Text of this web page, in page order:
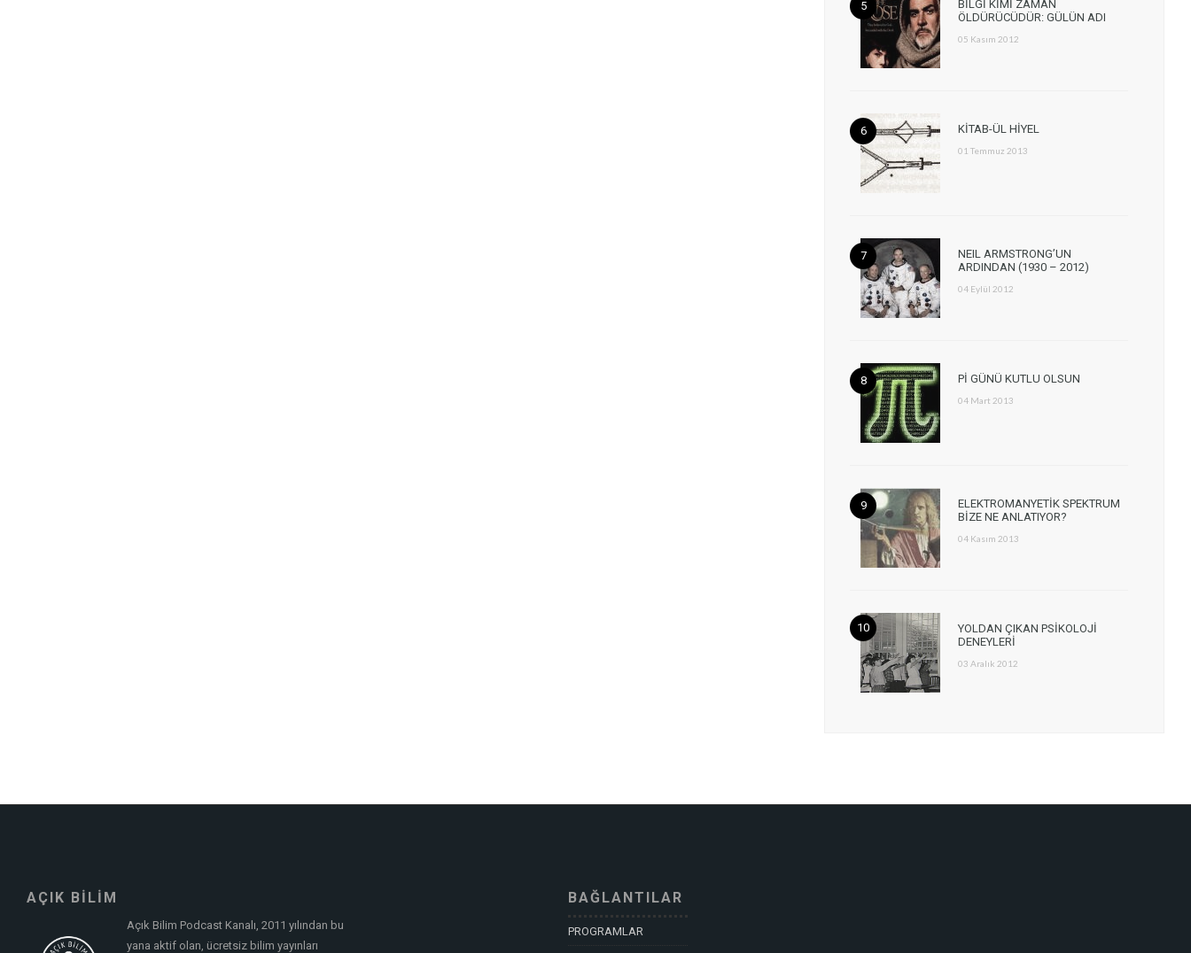
BİLGİ KİMİ ZAMAN
ÖLDÜRÜCÜDÜR: GÜLÜN ADI
05 Kasım 2012
KİTAB-ÜL HİYEL
01 Temmuz 2013
NEIL ARMSTRONG’UN
ARDINDAN (1930 – 2012)
04 Eylül 2012
Pİ GÜNÜ KUTLU OLSUN
04 Mart 2013
ELEKTROMANYETİK SPEKTRUM
BİZE NE ANLATIYOR?
04 Kasım 2013
YOLDAN ÇIKAN PSİKOLOJİ
DENEYLERİ
03 Aralık 2012
AÇIK BİLİM
Açık Bilim Podcast Kanalı, 2011 yılından bu
yana aktif olan, ücretsiz bilim yayınları
BAĞLANTILAR
PROGRAMLAR